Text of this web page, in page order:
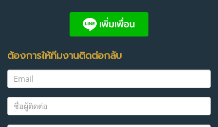
ต้องการให้ทีมงานติดต่อกลับ